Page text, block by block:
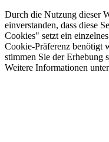
Durch die Nutzung dieser
einverstanden, dass diese
Cookies" setzt ein
Cookie-Präferenz
stimmen Sie der Erhebung
Weitere Informationen